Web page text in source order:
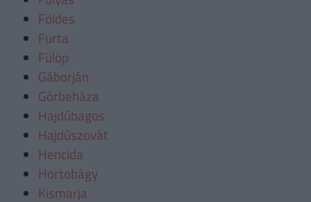
Földes
Furta
Fülöp
Gáborján
Görbeháza
Hajdúbagos
Hajdúszovát
Hencida
Hortobágy
Kismarja